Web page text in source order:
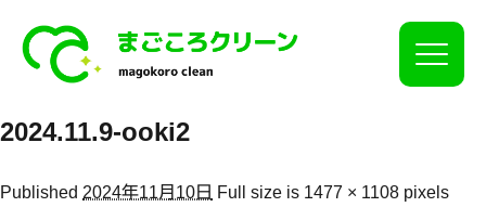
Click
2024.11.9-ooki2
Published 2024年11月10日 Full size is 1477 × 1108 pixels